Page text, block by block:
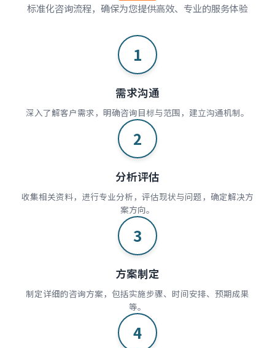
标准化咨询流程，确保为您提供高效、专业的服务体验
1
需求沟通
深入了解客户需求，明确咨询目标与范围，建立沟通机制。
2
分析评估
收集相关资料，进行专业分析，评估现状与问题，确定解决方
案方向。
3
方案制定
制定详细的咨询方案，包括实施步骤、时间安排、预期成果
等。
4